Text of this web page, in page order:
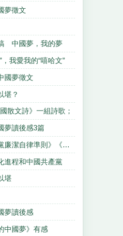
夢徵文
中國夢，我的夢
我愛我的“嘻哈文”
國夢徵文
堪？
散文詩》一組詩歌；
夢讀後感3篇
學習《中國共產黨廉潔自律準則》《中國共產黨紀律處分條例》心得體會
進程和中國共產黨
堪
夢讀後感
中國夢》有感